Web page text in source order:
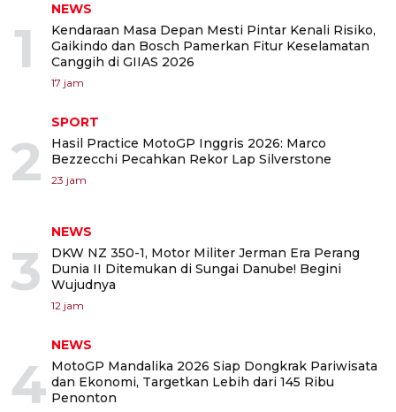
1
NEWS
Kendaraan Masa Depan Mesti Pintar Kenali Risiko,
Gaikindo dan Bosch Pamerkan Fitur Keselamatan
Canggih di GIIAS 2026
17 jam
2
SPORT
Hasil Practice MotoGP Inggris 2026: Marco
Bezzecchi Pecahkan Rekor Lap Silverstone
23 jam
3
NEWS
DKW NZ 350-1, Motor Militer Jerman Era Perang
Dunia II Ditemukan di Sungai Danube! Begini
Wujudnya
12 jam
4
NEWS
MotoGP Mandalika 2026 Siap Dongkrak Pariwisata
dan Ekonomi, Targetkan Lebih dari 145 Ribu
Penonton